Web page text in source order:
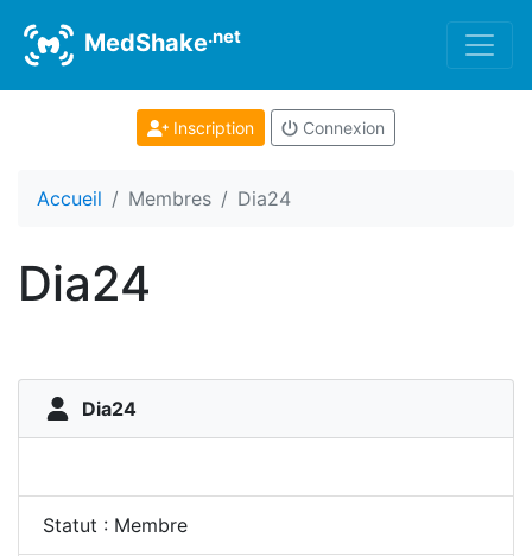
MedShake.net
Inscription Connexion
Accueil Membres Dia24
Dia24
Dia24
Statut : Membre